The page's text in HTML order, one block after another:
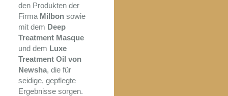
den Produkten der
Firma Milbonsowie
mit dem Deep
Treatment Masque
und dem Luxe
Treatment Oil von
Newsha, die für
seidige, gepflegte
Ergebnisse sorgen.